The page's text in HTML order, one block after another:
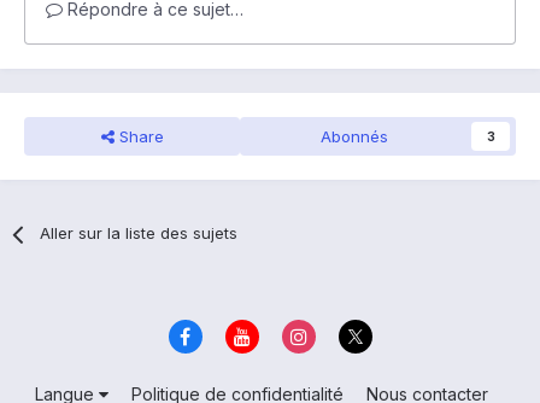
Répondre à ce sujet…
Share Abonnés 3
Aller sur la liste des sujets
Langue Politique de confidentialité Nous contacter